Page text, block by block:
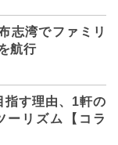
志湾でファミリ
航行
指す理由、1軒の
ーリズム【コラ